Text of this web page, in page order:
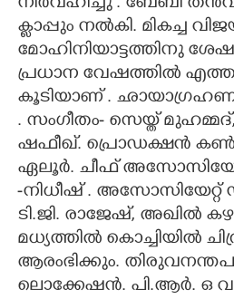
ക്ലാപ്പും നൽകി. മികച്ച
മോഹിനിയാട്ടത്തിനു
പ്രധാന വേഷത്തിൽ
കൂടിയാണ് . ഛായാഗ്രഹണം
. സംഗീതം- സെയ്ത് മുഹമ്മദ്,
ഷഫീഖ്. പ്രൊഡക്ഷൻ
ഏലൂർ. ചീഫ്
-നിധീഷ് .
ടി.ജി. രാജേഷ്, അഖിൽ
മധ്യത്തിൽ കൊച്ചിയിൽ
ആരംഭിക്കും.
ലൊക്കേഷൻ. പി.ആർ. ഒ